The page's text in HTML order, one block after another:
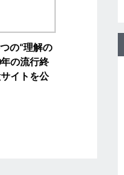
の“理解の
の流行終
イトを公